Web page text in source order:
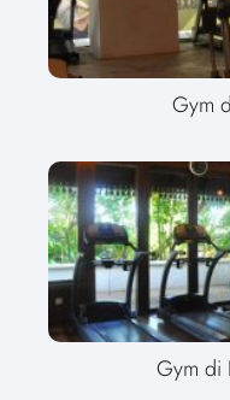
Gym
Gym di